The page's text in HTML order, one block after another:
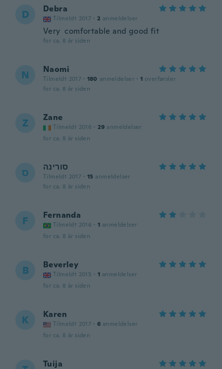
D Debra
Tilmeldt 2017 · 2 anmeldelser
Very comfortable and good fit
for ca. 8 år siden
N Naomi
Tilmeldt 2017 · 180 anmeldelser · 1 overførsler
for ca. 8 år siden
Z Zane
Tilmeldt 2016 · 29 anmeldelser
for ca. 8 år siden
ס סורינה
Tilmeldt 2017 · 15 anmeldelser
for ca. 8 år siden
F Fernanda
Tilmeldt 2016 · 1 anmeldelser
for ca. 8 år siden
B Beverley
Tilmeldt 2015 · 1 anmeldelser
for ca. 8 år siden
K Karen
Tilmeldt 2017 · 6 anmeldelser
for ca. 8 år siden
Tuija